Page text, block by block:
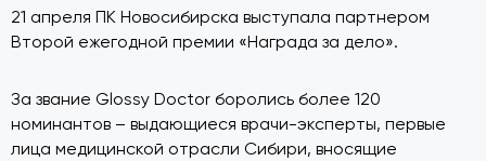
21 апреля ПК Новосибирска выступала партнером
Второй ежегодной премии «Награда за дело».
За звание Glossy Doctor боролись более 120
номинантов – выдающиеся врачи-эксперты, первые
лица медицинской отрасли Сибири, вносящие